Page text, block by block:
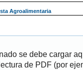
Agroalimentaria
se debe cargar
de PDF (por